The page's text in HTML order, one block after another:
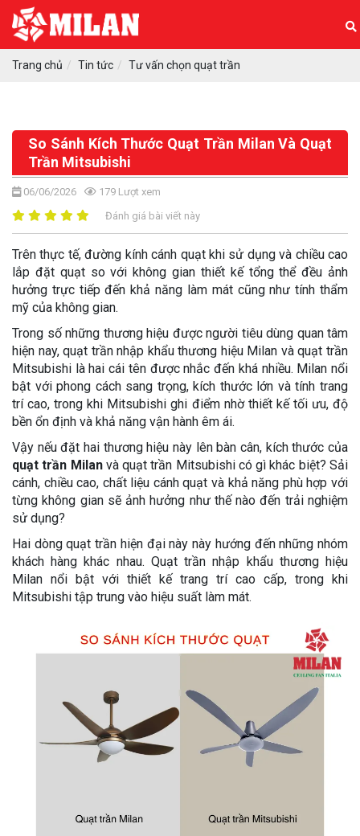
Trang chủ Tin tức Tư vấn chọn quạt trần
So Sánh Kích Thước Quạt Trần Milan Và Quạt
Trần Mitsubishi
06/06/2026 179 Lượt xem
Đánh giá bài viết này
Trên thực tế, đường kính cánh quạt khi sử dụng và chiều cao
lắp đặt quạt so với không gian thiết kế tổng thể đều ảnh
hưởng trực tiếp đến khả năng làm mát cũng như tính thẩm
mỹ của không gian.
Trong số những thương hiệu được người tiêu dùng quan tâm
hiện nay, quạt trần nhập khẩu thương hiệu Milan và quạt trần
Mitsubishi là hai cái tên được nhắc đến khá nhiều. Milan nổi
bật với phong cách sang trọng, kích thước lớn và tính trang
trí cao, trong khi Mitsubishi ghi điểm nhờ thiết kế tối ưu, độ
bền ổn định và khả năng vận hành êm ái.
Vậy nếu đặt hai thương hiệu này lên bàn cân, kích thước của
quạt trần Milanvà quạt trần Mitsubishi có gì khác biệt? Sải
cánh, chiều cao, chất liệu cánh quạt và khả năng phù hợp với
từng không gian sẽ ảnh hưởng như thế nào đến trải nghiệm
sử dụng?
Hai dòng quạt trần hiện đại này này hướng đến những nhóm
khách hàng khác nhau. Quạt trần nhập khẩu thương hiệu
Milan nổi bật với thiết kế trang trí cao cấp, trong khi
Mitsubishi tập trung vào hiệu suất làm mát.